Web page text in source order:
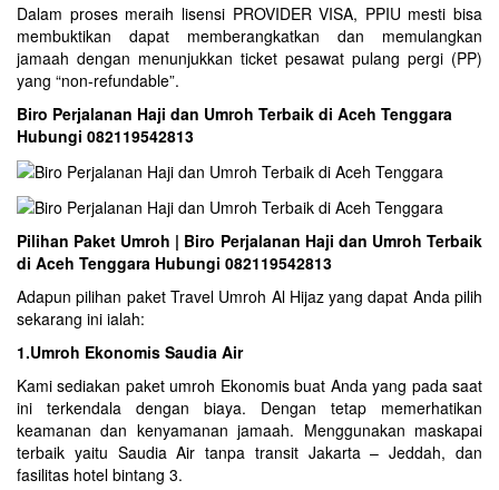
Dalam proses meraih lisensi PROVIDER VISA, PPIU mesti bisa
membuktikan dapat memberangkatkan dan memulangkan
jamaah dengan menunjukkan ticket pesawat pulang pergi (PP)
yang “non-refundable”.
Biro Perjalanan Haji dan Umroh Terbaik di Aceh Tenggara
Hubungi 082119542813
Pilihan Paket Umroh | Biro Perjalanan Haji dan Umroh Terbaik
di Aceh Tenggara Hubungi 082119542813
Adapun pilihan paket Travel Umroh Al Hijaz yang dapat Anda pilih
sekarang ini ialah:
1.Umroh Ekonomis Saudia Air
Kami sediakan paket umroh Ekonomis buat Anda yang pada saat
ini terkendala dengan biaya. Dengan tetap memerhatikan
keamanan dan kenyamanan jamaah. Menggunakan maskapai
terbaik yaitu Saudia Air tanpa transit Jakarta – Jeddah, dan
fasilitas hotel bintang 3.